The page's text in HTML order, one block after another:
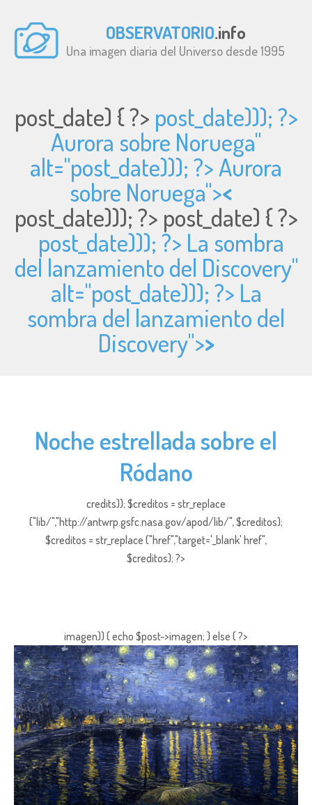
OBSERVATORIO.info
Una imagen diaria del Universo desde 1995
post_date) { ?> post_date))); ?>
Aurora sobre Noruega"
alt="post_date))); ?> Aurora
sobre Noruega"><
post_date))); ?> post_date) { ?>
post_date))); ?> La sombra
del lanzamiento del Discovery"
alt="post_date))); ?> La
sombra del lanzamiento del
Discovery">>
Noche estrellada sobre el
Ródano
credits)); $creditos = str_replace
("lib/","http://antwrp.gsfc.nasa.gov/apod/lib/", $creditos);
$creditos = str_replace ("href","target='_blank' href",
$creditos); ?>
imagen)) { echo $post->imagen; } else { ?>